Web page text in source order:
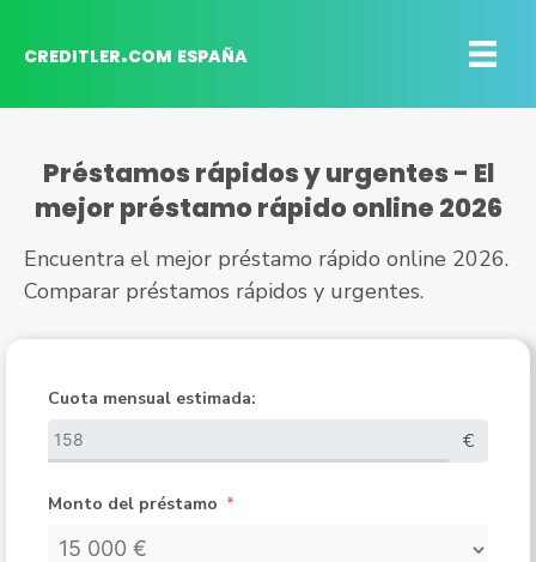
creditler.com españa
Préstamos rápidos y urgentes - El
mejor préstamo rápido online 2026
Encuentra el mejor préstamo rápido online 2026.
Comparar préstamos rápidos y urgentes.
Cuota mensual estimada:
€
Monto del préstamo